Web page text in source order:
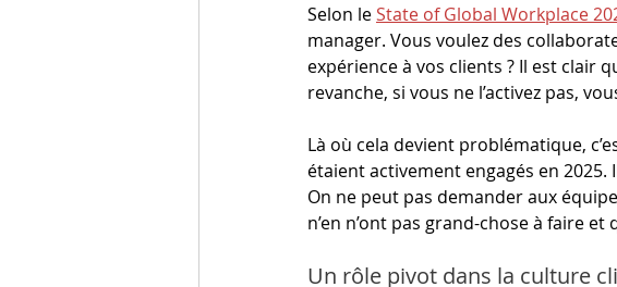
Selon le State of Global Workplace
manager. Vous voulez des
expérience à vos clients ? Il est clair
revanche, si vous ne l’activez pas,
Là où cela devient problématique,
étaient activement engagés en
On ne peut pas demander aux
n’en n’ont pas grand-chose à faire et
Un rôle pivot dans la culture